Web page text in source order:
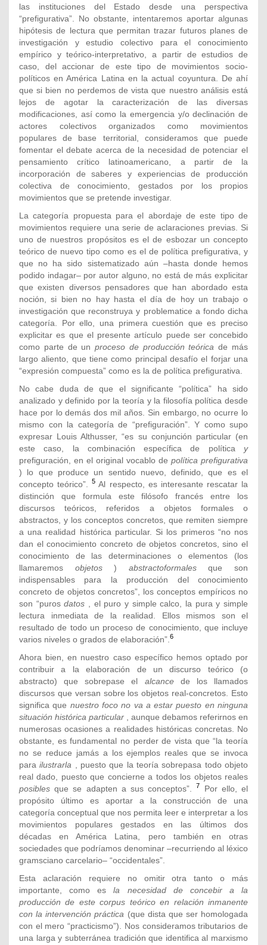
las instituciones del Estado desde una perspectiva
“prefigurativa”. No obstante, intentaremos aportar algunas
hipótesis de lectura que permitan trazar futuros planes de
investigación y estudio colectivo para el conocimiento
empírico y teórico-interpretativo, a partir de estudios de
caso, del accionar de este tipo de movimientos socio-
políticos en América Latina en la actual coyuntura. De ahí
que si bien no perdemos de vista que nuestro análisis está
lejos de agotar la caracterización de las diversas
modificaciones, así como la emergencia y/o declinación de
actores colectivos organizados como movimientos
populares de base territorial, consideramos que puede
fomentar el debate acerca de la necesidad de potenciar el
pensamiento crítico latinoamericano, a partir de la
incorporación de saberes y experiencias de producción
colectiva de conocimiento, gestados por los propios
movimientos que se pretende investigar.
La categoría propuesta para el abordaje de este tipo de
movimientos requiere una serie de aclaraciones previas. Si
uno de nuestros propósitos es el de esbozar un concepto
teórico de nuevo tipo como es el de política prefigurativa, y
que no ha sido sistematizado aún –hasta donde hemos
podido indagar– por autor alguno, no está de más explicitar
que existen diversos pensadores que han abordado esta
noción, si bien no hay hasta el día de hoy un trabajo o
investigación que reconstruya y problematice a fondo dicha
categoría. Por ello, una primera cuestión que es preciso
explicitar es que el presente artículo puede ser concebido
como parte de unproceso de producción teórica de más
largo aliento, que tiene como principal desafío el forjar una
“expresión compuesta” como es la de política prefigurativa.
No cabe duda de que el significante “política” ha sido
analizado y definido por la teoría y la filosofía política desde
hace por lo demás dos mil años. Sin embargo, no ocurre lo
mismo con la categoría de “prefiguración”. Y como supo
expresar Louis Althusser, “es su conjunción particular (en
este caso, la combinación específica de política y
prefiguración, en el original vocablo de política prefigurativa
) lo que produce un sentido nuevo, definido, que es el
concepto teórico”.5 Al respecto, es interesante rescatar la
distinción que formula este filósofo francés entre los
discursos teóricos, referidos a objetos formales o
abstractos, y los conceptos concretos, que remiten siempre
a una realidad histórica particular. Si los primeros “no nos
dan el conocimiento concreto de objetos concretos, sino el
conocimiento de las determinaciones o elementos (los
llamaremos objetos) abstractoformalesque son
indispensables para la producción del conocimiento
concreto de objetos concretos”, los conceptos empíricos no
son “purosdatos , el puro y simple calco, la pura y simple
lectura inmediata de la realidad. Ellos mismos son el
resultado de todo un proceso de conocimiento, que incluye
varios niveles o grados de elaboración”. 6
Ahora bien, en nuestro caso específico hemos optado por
contribuir a la elaboración de un discurso teórico (o
abstracto) que sobrepase el alcancede los llamados
discursos que versan sobre los objetos real-concretos. Esto
significa que nuestro foco no va a estar puesto en ninguna
situación histórica particular , aunque debamos referirnos en
numerosas ocasiones a realidades históricas concretas. No
obstante, es fundamental no perder de vista que “la teoría
no se reduce jamás a los ejemplos reales que se invoca
parailustrarla , puesto que la teoría sobrepasa todo objeto
real dado, puesto que concierne a todos los objetos reales
posibles que se adapten a sus conceptos”. 7
Por ello, el
propósito último es aportar a la construcción de una
categoría conceptual que nos permita leer e interpretar a los
movimientos populares gestados en las últimos dos
décadas en América Latina, pero también en otras
sociedades que podríamos denominar –recurriendo al léxico
gramsciano carcelario– “occidentales”.
Esta aclaración requiere no omitir otra tanto o más
importante, como esla necesidad de concebir a la
producción de este corpus teórico en relación inmanente
con la intervención práctica (que dista que ser homologada
con el mero “practicismo”). Nos consideramos tributarios de
una larga y subterránea tradición que identifica al marxismo